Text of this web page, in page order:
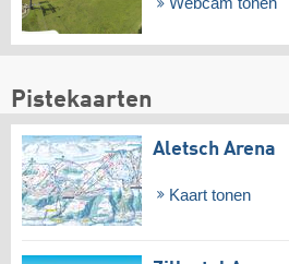
Pistekaarten
Aletsch Arena
Kaart tonen